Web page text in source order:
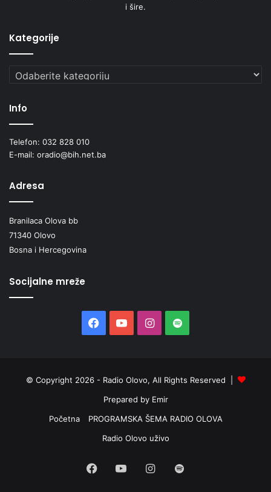
i šire.
Kategorije
Kategorije
Info
Telefon: 032 828 010
E-mail: oradio@bih.net.ba
Adresa
Branilaca Olova bb
71340 Olovo
Bosna i Hercegovina
Socijalne mreže
Facebook
YouTubeInstagram
Spotify
© Copyright 2026 - Radio Olovo, All Rights Reserved |
Prepared by Emir
Početna
PROGRAMSKA ŠEMA RADIO OLOVA
Radio Olovo uživo
Facebook
YouTubeInstagram
Spotify